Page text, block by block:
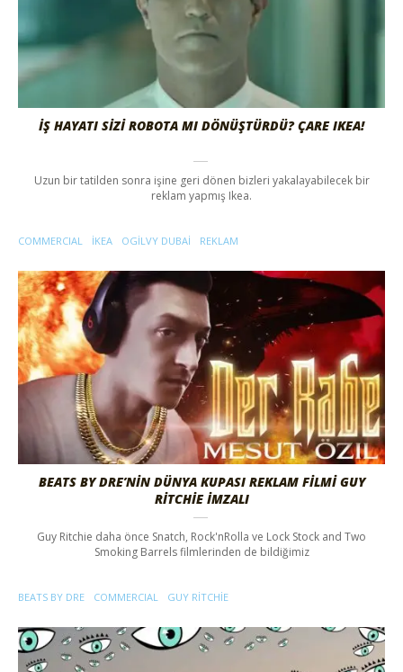
İŞ HAYATI SIZI ROBOTA MI DÖNÜŞTÜRDÜ? ÇARE IKEA!
Uzun bir tatilden sonra işine geri dönen bizleri yakalayabilecek bir
reklam yapmış Ikea.
COMMERCIAL IKEA OGILVY DUBAI REKLAM
BEATS BY DRE’NIN DÜNYA KUPASI REKLAM FILMI GUY
RITCHIE İMZALI
Guy Ritchie daha önce Snatch, Rock'nRolla ve Lock Stock and Two
Smoking Barrels filmlerinden de bildiğimiz
BEATS BY DRE COMMERCIAL GUY RITCHIE